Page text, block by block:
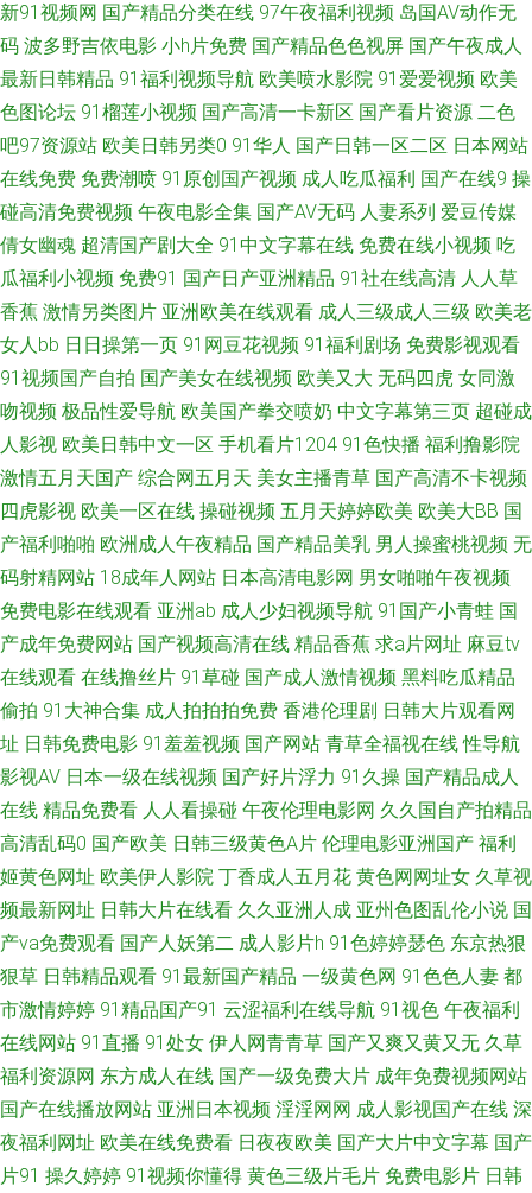
1024手机 久久福利资源 91写真福利 久久第6页 超踫社区男人天堂 国产精品
利免费资源站 九一精品网站 91社区试看一分钟 一区二区三区 美女网站免费
观看全裸 A草资源在线 亚洲男人天堂手机版 激情综合色网 91狼友之家 日韩
A片一區二區三區 激情网站在线免费 91伊人在线影院 在线观看你懂得 九一
精品视频在线观看 91素人在线精品国产 瑟瑟com 黑丝美女足交 国999大香
蕉 久久这里只 伊人亚洲 日韩毛片网址 久久视频 91vv福利社区 国色天香八
区2区 福利社大香蕉 大香蕉伊人婷婷 91豆花视频免费在线观看 影音先锋AV
最新电影 91免费观看网址 日本Aⅴ视屏 日本天堂网 激情另类海角 1024精品
视频 韩国a√中文 91吸奶水网站在线观看 91黑丝视频最新网址 四虎行色 日
韩电影第二页 熟女热网 avtt伊人 91影业在线视频导航 91av丝袜喷水 91视频
免费看黑丝 91TV国产 久久午夜国产精品 不卡的AV电影网站 91看看婷婷综
合 91尤物白虎 国产日韩成人视频 91色狼 无码人妻影音先锋 极品影视一区二
区三区 91福利视频导航 91热视 91新人xh98hx新作 91网站熊猫 91素人搭讪
91在线网站 91原创大神 91影片 久久精品国 91看看婷婷综合 99精品福利导
自拍八 91成年成年进入人口 国产精品码一区 亚洲无码黄色网址 91超碰成人
导航 91传媒免费观看网址 91极品福利 91精品最新地址 91视频国产网址 成
人亚洲福利在线观看 日日韩日韩日韩AV 91成人网 91视频官方 91在线看看
啊v视频在线观看 草草逼网 超碰人人艹 超碰国产在线久草91 豆花视频91av
新91视频网 国产精品分类在线 97午夜福利视频 岛国AV动作无
码 波多野吉依电影 小h片免费 国产精品色色视屏 国产午夜成人
最新日韩精品 91福利视频导航 欧美喷水影院 91爱爱视频 欧美
色图论坛 91榴莲小视频 国产高清一卡新区 国产看片资源 二色
吧97资源站 欧美日韩另类0 91华人 国产日韩一区二区 日本网站
在线免费 免费潮喷 91原创国产视频 成人吃瓜福利 国产在线9 操
碰高清免费视频 午夜电影全集 国产AV无码 人妻系列 爱豆传媒
倩女幽魂 超清国产剧大全 91中文字幕在线 免费在线小视频 吃
瓜福利小视频 免费91 国产日产亚洲精品 91社在线高清 人人草
香蕉 激情另类图片 亚洲欧美在线观看 成人三级成人三级 欧美老
女人bb 日日操第一页 91网豆花视频 91福利剧场 免费影视观看
91视频国产自拍 国产美女在线视频 欧美又大 无码四虎 女同激
吻视频 极品性爱导航 欧美国产拳交喷奶 中文字幕第三页 超碰成
人影视 欧美日韩中文一区 手机看片1204 91色快播 福利撸影院
激情五月天国产 综合网五月天 美女主播青草 国产高清不卡视频
四虎影视 欧美一区在线 操碰视频 五月天婷婷欧美 欧美大BB 国
产福利啪啪 欧洲成人午夜精品 国产精品美乳 男人操蜜桃视频 无
码射精网站 18成年人网站 日本高清电影网 男女啪啪午夜视频
免费电影在线观看 亚洲ab 成人少妇视频导航 91国产小青蛙 国
产成年免费网站 国产视频高清在线 精品香蕉 求a片网址 麻豆tv
在线观看 在线撸丝片 91草碰 国产成人激情视频 黑料吃瓜精品
偷拍 91大神合集 成人拍拍拍免费 香港伦理剧 日韩大片观看网
址 日韩免费电影 91羞羞视频 国产网站 青草全福视在线 性导航
影视AV 日本一级在线视频 国产好片浮力 91久操 国产精品成人
在线 精品免费看 人人看操碰 午夜伦理电影网 久久国自产拍精品
高清乱码0 国产欧美 日韩三级黄色A片 伦理电影亚洲国产 福利
姬黄色网址 欧美伊人影院 丁香成人五月花 黄色网网址女 久草视
频最新网址 日韩大片在线看 久久亚洲人成 亚州色图乱伦小说 国
产va免费观看 国产人妖第二 成人影片h 91色婷婷瑟色 东京热狠
狠草 日韩精品观看 91最新国产精品 一级黄色网 91色色人妻 都
市激情婷婷 91精品国产91 云涩福利在线导航 91视色 午夜福利
在线网站 91直播 91处女 伊人网青青草 国产又爽又黄又无 久草
福利资源网 东方成人在线 国产一级免费大片 成年免费视频网站
国产在线播放网站 亚洲日本视频 淫淫网网 成人影视国产在线 深
夜福利网址 欧美在线免费看 日夜夜欧美 国产大片中文字幕 国产
片91 操久婷婷 91视频你懂得 黄色三级片毛片 免费电影片 日韩